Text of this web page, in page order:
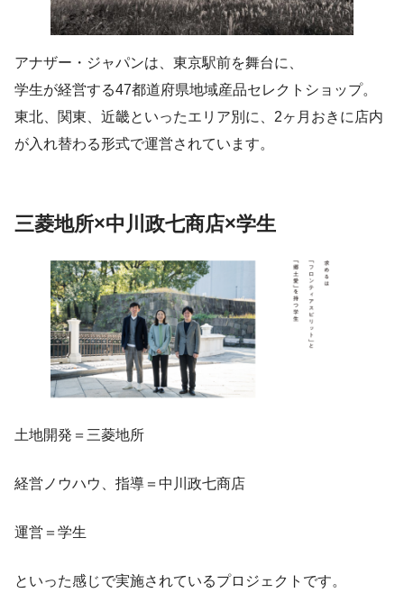
アナザー・ジャパンは、東京駅前を舞台に、
学生が経営する47都道府県地域産品セレクトショップ。
東北、関東、近畿といったエリア別に、2ヶ月おきに店内
が入れ替わる形式で運営されています。
三菱地所×中川政七商店×学生
土地開発＝三菱地所
経営ノウハウ、指導＝中川政七商店
運営＝学生
といった感じで実施されているプロジェクトです。